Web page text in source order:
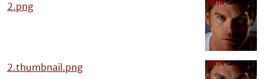
2.png
2.thumbnail.png